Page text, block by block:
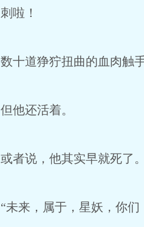
刺啦！
数十道狰狞扭曲的血肉触
但他还活着。
或者说，他其实早就死了。
“未来，属于，星妖，你们